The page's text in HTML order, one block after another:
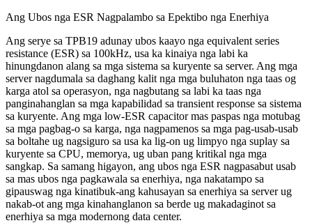
Ang Ubos nga ESR Nagpalambo sa Epektibo nga Enerhiya
Ang serye sa TPB19 adunay ubos kaayo nga equivalent series
resistance (ESR) sa 100kHz, usa ka kinaiya nga labi ka
hinungdanon alang sa mga sistema sa kuryente sa server. Ang mga
server nagdumala sa daghang kalit nga mga buluhaton nga taas og
karga atol sa operasyon, nga nagbutang sa labi ka taas nga
panginahanglan sa mga kapabilidad sa transient response sa sistema
sa kuryente. Ang mga low-ESR capacitor mas paspas nga motubag
sa mga pagbag-o sa karga, nga nagpamenos sa mga pag-usab-usab
sa boltahe ug nagsiguro sa usa ka lig-on ug limpyo nga suplay sa
kuryente sa CPU, memorya, ug uban pang kritikal nga mga
sangkap. Sa samang higayon, ang ubos nga ESR nagpasabut usab
sa mas ubos nga pagkawala sa enerhiya, nga nakatampo sa
gipauswag nga kinatibuk-ang kahusayan sa enerhiya sa server ug
nakab-ot ang mga kinahanglanon sa berde ug makadaginot sa
enerhiya sa mga modernong data center.